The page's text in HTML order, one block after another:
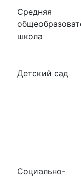
Средняя
школа
Детский сад
Социально-